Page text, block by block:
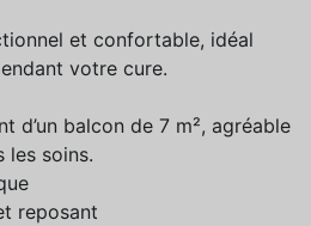
et confortable, idéal
votre cure.
d’un balcon de 7 m², agréable
les soins.
reposant